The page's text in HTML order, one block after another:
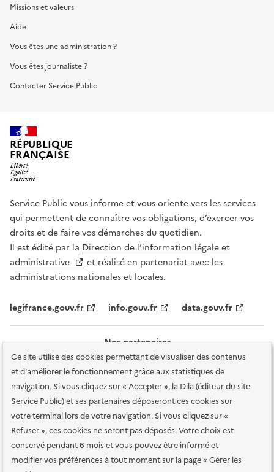
Ce site utilise des cookies permettant de visualiser des contenus
et d'améliorer le fonctionnement grâce aux statistiques de
navigation. Si vous cliquez sur « Accepter », la Dila (éditeur du site
Service Public) et ses partenaires déposeront ces cookies sur
votre terminal lors de votre navigation. Si vous cliquez sur «
Refuser », ces cookies ne seront pas déposés. Votre choix est
conservé pendant 6 mois et vous pouvez être informé et
modifier vos préférences à tout moment sur la page « Gérer les
Missions et valeurs
Aide
Vous êtes une administration ?
Vous êtes journaliste ?
Contacter Service Public
RÉPUBLIQUE
FRANÇAISE
Service Public vous informe et vous oriente vers les services
qui permettent de connaître vos obligations, d’exercer vos
droits et de faire vos démarches du quotidien.
Il est édité par la Direction de l’information légale et
administrative
et réalisé en partenariat avec les
administrations nationales et locales.
legifrance.gouv.fr info.gouv.fr data.gouv.fr
Nos partenaires
Plan du site Accessibilité : totalement conforme
Accessibilité des
services en ligne Mentions légales Données personnelles et sécurité
Conditions générales d'utilisation Gestion des cookies